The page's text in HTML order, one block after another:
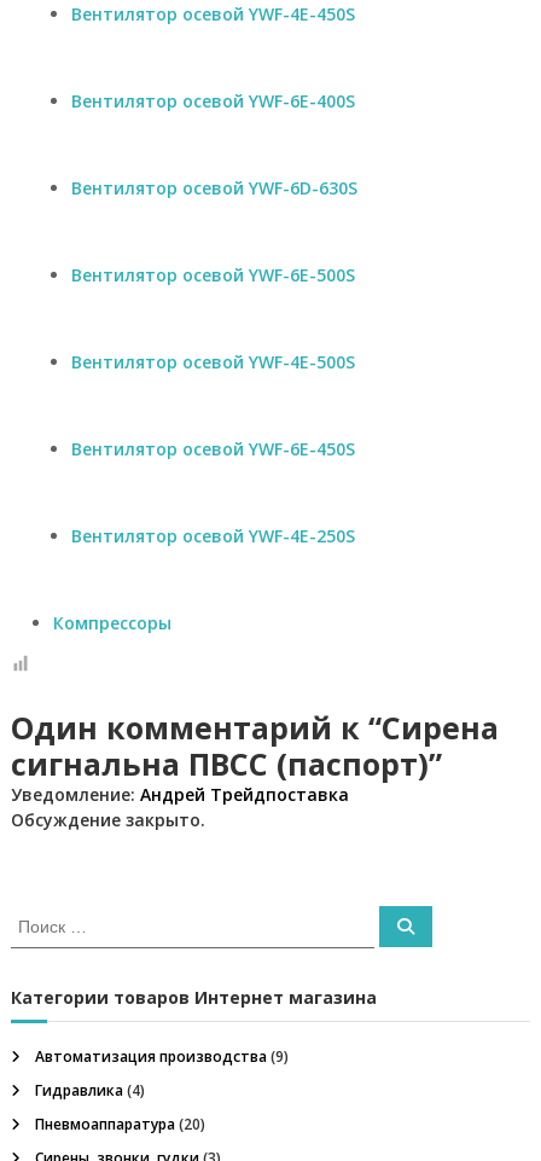
Вентилятор осевой YWF-4E-450S
Вентилятор осевой YWF-6E-400S
Вентилятор осевой YWF-6D-630S
Вентилятор осевой YWF-6E-500S
Вентилятор осевой YWF-4E-500S
Вентилятор осевой YWF-6E-450S
Вентилятор осевой YWF-4E-250S
Компрессоры
Один комментарий к “Сирена
сигнальна ПВСС (паспорт)”
Уведомление: Андрей Трейдпоставка
Обсуждение закрыто.
И
с
а
т
:
П
Категории товаров Интернет магазина
Автоматизация производства(9)
Гидравлика(4)
Пневмоаппаратура(20)